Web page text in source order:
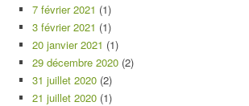
7 février 2021 (1)
3 février 2021 (1)
20 janvier 2021 (1)
29 décembre 2020 (2)
31 juillet 2020 (2)
21 juillet 2020 (1)